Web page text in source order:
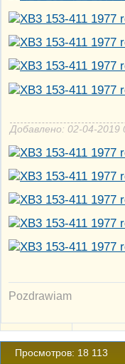
Добавлено: 02-04-2019
Pozdrawiam
Просмотров: 18 113